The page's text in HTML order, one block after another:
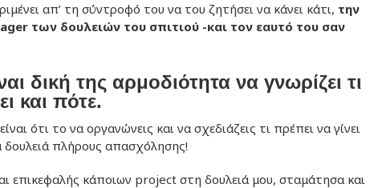
απ’ τη σύντροφό του να του ζητήσει να κάνει κάτι, την
των δουλειών του σπιτιού -και τον εαυτό του σαν
δική της αρμοδιότητα να γνωρίζει τι
και πότε.
ότι το να οργανώνεις και να σχεδιάζεις τι πρέπει να γίνει
δουλειά πλήρους απασχόλησης!
επικεφαλής κάποιων project στη δουλειά μου, σταμάτησα και